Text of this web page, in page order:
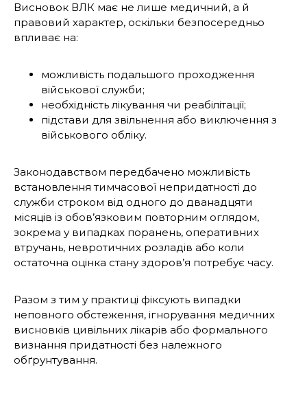
Висновок ВЛК має не лише медичний, а й
правовий характер, оскільки безпосередньо
впливає на:
можливість подальшого проходження
військової служби;
необхідність лікування чи реабілітації;
підстави для звільнення або виключення з
військового обліку.
Законодавством передбачено можливість
встановлення тимчасової непридатності до
служби строком від одного до дванадцяти
місяців із обов’язковим повторним оглядом,
зокрема у випадках поранень, оперативних
втручань, невротичних розладів або коли
остаточна оцінка стану здоров’я потребує часу.
Разом з тим у практиці фіксують випадки
неповного обстеження, ігнорування медичних
висновків цивільних лікарів або формального
визнання придатності без належного
обґрунтування.